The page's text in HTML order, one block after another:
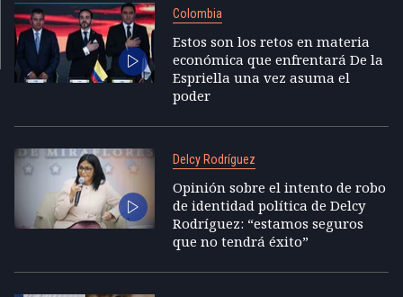
Colombia
Estos son los retos en materia
económica que enfrentará De la
Espriella una vez asuma el
poder
Delcy Rodríguez
Opinión sobre el intento de robo
de identidad política de Delcy
Rodríguez: “estamos seguros
que no tendrá éxito”